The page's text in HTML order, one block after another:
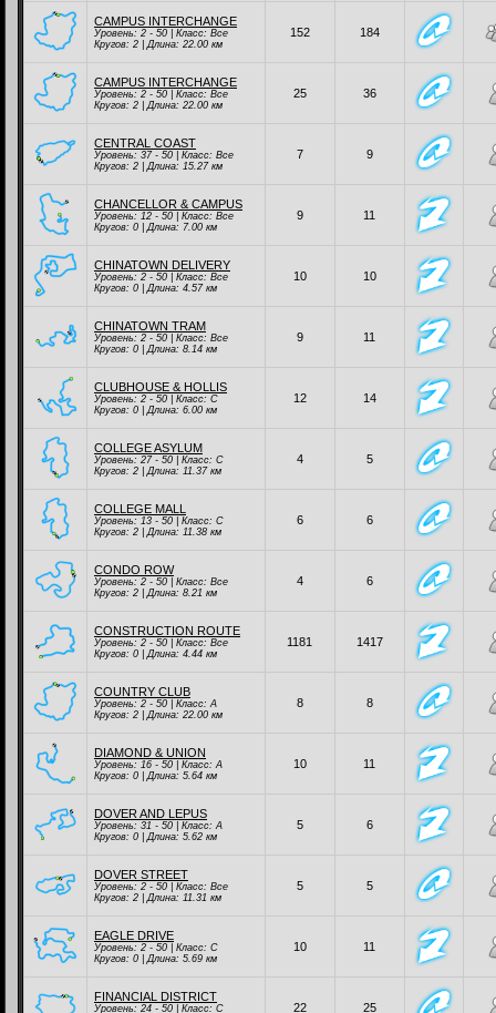
CAMPUS INTERCHANGE
Уровень: 2 - 50 | Класc: Все
Кругов: 2 | Длина: 22.00 км
152 184
CAMPUS INTERCHANGE
Уровень: 2 - 50 | Класc: Все
Кругов: 2 | Длина: 22.00 км
25 36
CENTRAL COAST
Уровень: 37 - 50 | Класc: Все
Кругов: 2 | Длина: 15.27 км
7 9
CHANCELLOR & CAMPUS
Уровень: 12 - 50 | Класc: Все
Кругов: 0 | Длина: 7.00 км
9 11
CHINATOWN DELIVERY
Уровень: 2 - 50 | Класc: Все
Кругов: 0 | Длина: 4.57 км
10 10
CHINATOWN TRAM
Уровень: 2 - 50 | Класc: Все
Кругов: 0 | Длина: 8.14 км
9 11
CLUBHOUSE & HOLLIS
Уровень: 2 - 50 | Класc: C
Кругов: 0 | Длина: 6.00 км
12 14
COLLEGE ASYLUM
Уровень: 27 - 50 | Класc: C
Кругов: 2 | Длина: 11.37 км
4 5
COLLEGE MALL
Уровень: 13 - 50 | Класc: C
Кругов: 2 | Длина: 11.38 км
6 6
CONDO ROW
Уровень: 2 - 50 | Класc: Все
Кругов: 2 | Длина: 8.21 км
4 6
CONSTRUCTION ROUTE
Уровень: 2 - 50 | Класc: Все
Кругов: 0 | Длина: 4.44 км
1181 1417
COUNTRY CLUB
Уровень: 2 - 50 | Класc:A
Кругов: 2 | Длина: 22.00 км
8 8
DIAMOND & UNION
Уровень: 16 - 50 | Класc:A
Кругов: 0 | Длина: 5.64 км
10 11
DOVER AND LEPUS
Уровень: 31 - 50 | Класc:A
Кругов: 0 | Длина: 5.62 км
5 6
DOVER STREET
Уровень: 2 - 50 | Класc: Все
Кругов: 2 | Длина: 11.31 км
5 5
EAGLE DRIVE
Уровень: 2 - 50 | Класc: C
Кругов: 0 | Длина: 5.69 км
10 11
FINANCIAL DISTRICT
Уровень: 24 - 50 | Класc: C
22 25